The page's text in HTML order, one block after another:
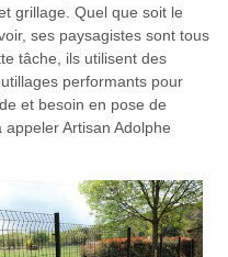
grillage. Quel que soit le
ses paysagistes sont tous
tâche, ils utilisent des
performants pour
et besoin en pose de
Artisan Adolphe